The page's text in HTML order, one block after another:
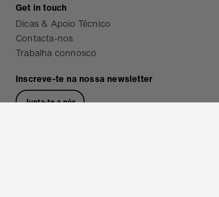
Get in touch
Dicas & Apoio Técnico
Contacta-nos
Trabalha connosco
Inscreve-te na nossa newsletter
Junta-te a nós